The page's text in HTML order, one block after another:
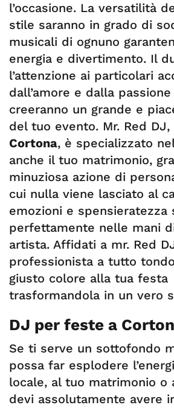
l’occasione. La versatilità
stile saranno in grado di
musicali di ognuno
energia e divertimento. Il
l’attenzione ai particolari
dall’amore e dalla
creeranno un grande e
del tuo evento. Mr. Red DJ,
Cortona, è specializzato
anche il tuo matrimonio,
minuziosa azione di
cui nulla viene lasciato al
emozioni e spensieratezza
perfettamente nelle mani
artista. Affidati a mr. Red
professionista a tutto
giusto colore alla tua festa
trasformandola in un vero
DJ per feste a
Se ti serve un sottofondo
possa far esplodere
locale, al tuo matrimonio o
devi assolutamente avere